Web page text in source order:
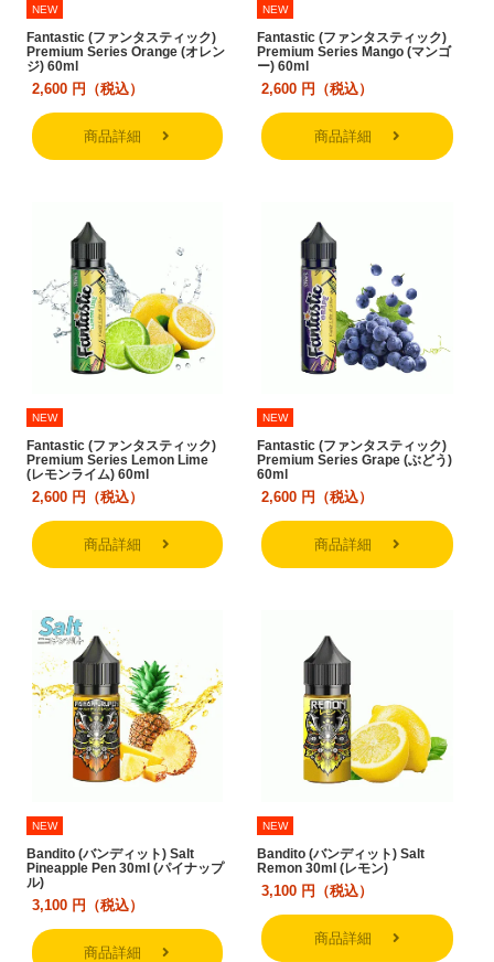
NEW
Fantastic (ファンタスティック)
Premium Series Orange (オレン
ジ) 60ml
2,600 円（税込）
商品詳細
NEW
Fantastic (ファンタスティック)
Premium Series Mango (マンゴ
ー) 60ml
2,600 円（税込）
商品詳細
NEW
Fantastic (ファンタスティック)
Premium Series Lemon Lime
(レモンライム) 60ml
2,600 円（税込）
商品詳細
NEW
Fantastic (ファンタスティック)
Premium Series Grape (ぶどう)
60ml
2,600 円（税込）
商品詳細
NEW
Bandito (バンディット) Salt
Pineapple Pen 30ml (パイナップ
ル)
3,100 円（税込）
商品詳細
NEW
Bandito (バンディット) Salt
Remon 30ml (レモン)
3,100 円（税込）
商品詳細